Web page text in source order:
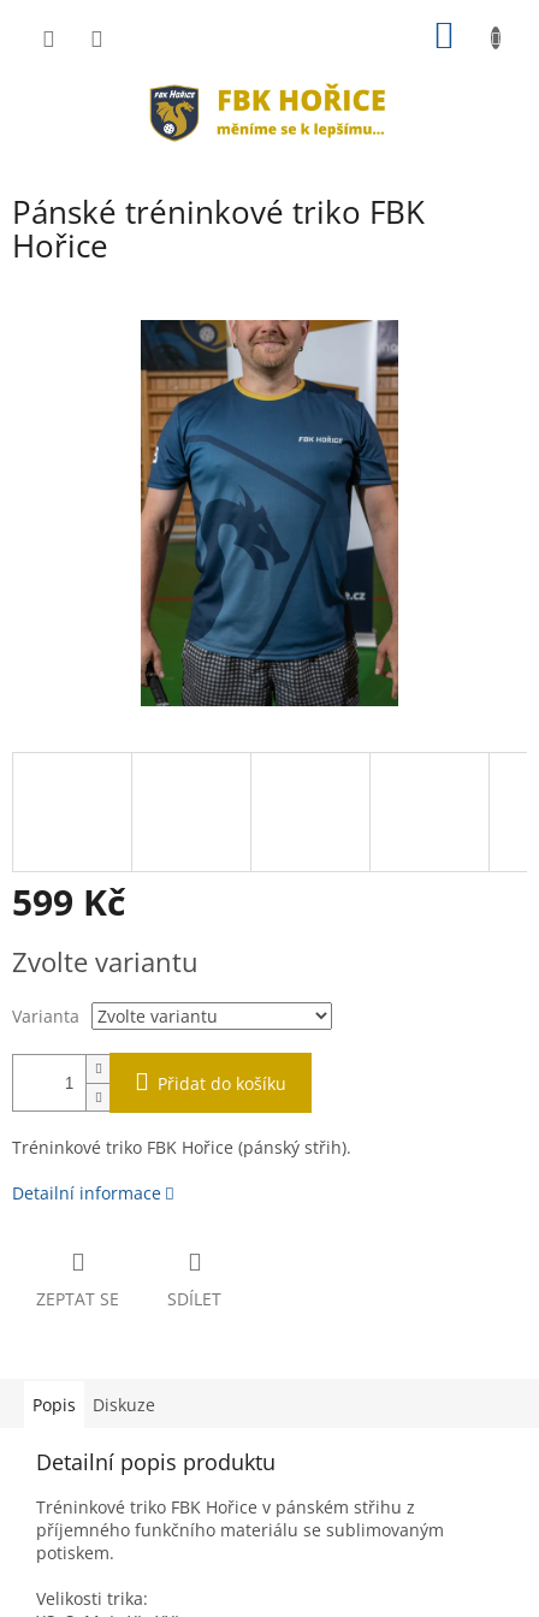
Pánské tréninkové triko FBK
Hořice
599 Kč
cena:
Zvolte variantu
Varianta
Přidat do košíku
Tréninkové triko FBK Hořice (pánský střih).
Detailní informace
ZEPTAT SE SDÍLET
Popis Diskuze
Detailní popis produktu
Tréninkové triko FBK Hořice v pánském střihu z
příjemného funkčního materiálu se sublimovaným
potiskem.
Velikosti trika: